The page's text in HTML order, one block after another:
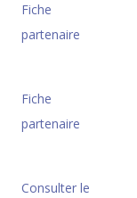
Fiche
partenaire
Fiche
partenaire
Consulter le